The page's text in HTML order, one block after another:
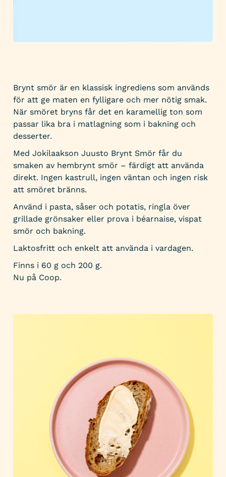
Brynt smör är en klassisk ingrediens som används
för att ge maten en fylligare och mer nötig smak.
När smöret bryns får det en karamellig ton som
passar lika bra i matlagning som i bakning och
desserter.
Med Jokilaakson Juusto Brynt Smör får du
smaken av hembrynt smör – färdigt att använda
direkt. Ingen kastrull, ingen väntan och ingen risk
att smöret bränns.
Använd i pasta, såser och potatis, ringla över
grillade grönsaker eller prova i béarnaise, vispat
smör och bakning.
Laktosfritt och enkelt att använda i vardagen.
Finns i 60 g och 200 g.
Nu på Coop.